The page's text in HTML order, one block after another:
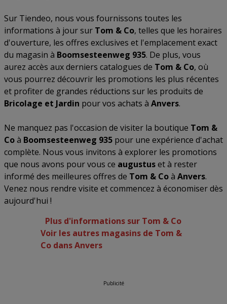
Sur Tiendeo, nous vous fournissons toutes les
informations à jour sur Tom & Co, telles que les horaires
d'ouverture, les offres exclusives et l'emplacement exact
du magasin à Boomsesteenweg 935. De plus, vous
aurez accès aux derniers catalogues de Tom & Co, où
vous pourrez découvrir les promotions les plus récentes
et profiter de grandes réductions sur les produits de
Bricolage et Jardin pour vos achats à Anvers.
Ne manquez pas l'occasion de visiter la boutique Tom &
Coà Boomsesteenweg 935 pour une expérience d'achat
complète. Nous vous invitons à explorer les promotions
que nous avons pour vous ce augustuset à rester
informé des meilleures offres de Tom & Coà Anvers.
Venez nous rendre visite et commencez à économiser dès
aujourd'hui !
Plus d'informations sur Tom & Co
Voir les autres magasins de Tom &
Co dans Anvers
Publicité